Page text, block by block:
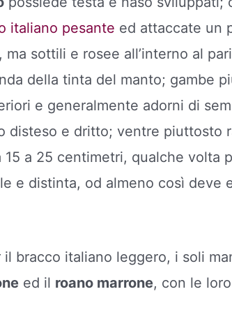
italiano pesante ed attaccate un
ma sottili e rosee all’interno al
della tinta del manto; gambe
e generalmente adorni di
disteso e dritto; ventre piuttosto
15 a 25 centimetri, qualche volta
e distinta, od almeno così deve
il bracco italiano leggero, i soli
ed il roano marrone, con le